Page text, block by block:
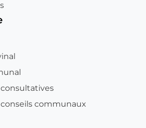
communaux